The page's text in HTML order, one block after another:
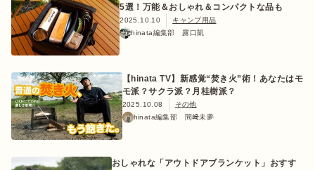
5選！万能＆おしゃれ＆コンパクトな品も
2025.10.10
キャンプ用品
hinata編集部 露口凱
【hinata TV】新感覚“焚き火”術！あなたはモ
モ派？サクラ派？月桂樹派？
2025.10.08
その他
hinata編集部 間﨑未夢
おしゃれな「アウトドアブランケット」おすす
マガジン イベント
キャンプ場
検索
レンタル